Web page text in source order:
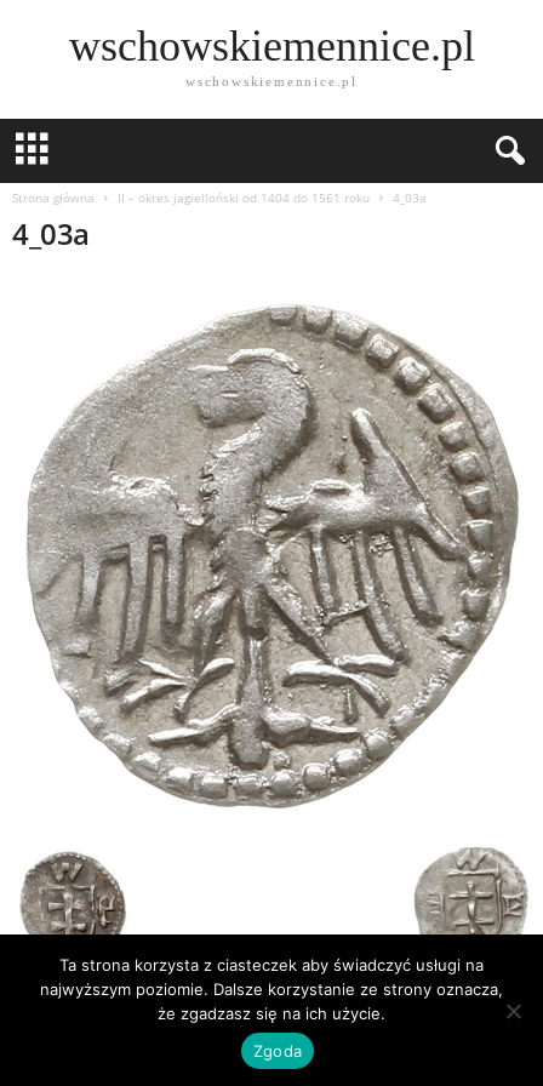
wschowskiemennice.pl
wschowskiemennice.pl
Strona główna II – okres jagielloński od 1404 do 1561 roku 4_03a
4_03a
Publikacje
Bibliografia
© Newsmag WordPress Theme by TagDiv
Ta strona korzysta z ciasteczek aby świadczyć usługi na
najwyższym poziomie. Dalsze korzystanie ze strony oznacza,
że zgadzasz się na ich użycie.
Zgoda